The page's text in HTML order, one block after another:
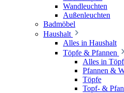
Wandleuchten
Außenleuchten
Badmöbel
Haushalt
Alles in Haushalt
Töpfe & Pfannen
Alles in
Pfannen &
Töpfe
Topf- &